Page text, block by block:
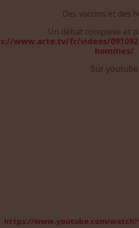
Des vaccins et des
Un débat complexe et
www.arte.tv/fr/videos/
hommes/
Sur youtube
https://www.youtube.com/